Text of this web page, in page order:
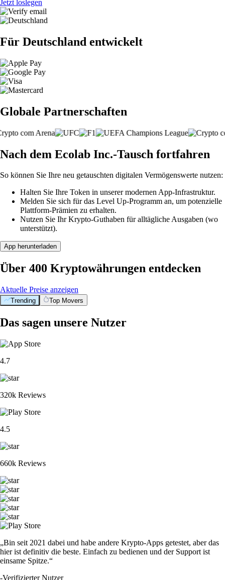
Jetzt loslegen
Für Deutschland entwickelt
Globale Partnerschaften
Nach dem Ecolab Inc.-Tausch fortfahren
So können Sie Ihre neu getauschten digitalen Vermögenswerte nutzen:
Halten Sie Ihre Token in unserer modernen App-Infrastruktur.
Melden Sie sich für das Level Up-Programm an, um potenzielle
Plattform-Prämien zu erhalten.
Nutzen Sie Ihr Krypto-Guthaben für alltägliche Ausgaben (wo
unterstützt).
App herunterladen
Über 400 Kryptowährungen entdecken
Aktuelle Preise anzeigen
Trending Top Movers
Das sagen unsere Nutzer
4.7
320k Reviews
4.5
660k Reviews
„Bin seit 2021 dabei und habe andere Krypto-Apps getestet, aber das
hier ist definitiv die beste. Einfach zu bedienen und der Support ist
einsame Spitze.“
-Verifizierter Nutzer